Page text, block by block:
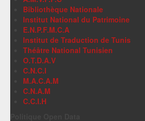
Bibliothèque Nationale
Institut National du Patrimoine
E.N.P.F.M.C.A
Institut de Traduction de Tunis
Théâtre National Tunisien
O.T.D.A.V
C.N.C.I
M.A.C.A.M
C.N.A.M
C.C.I.H